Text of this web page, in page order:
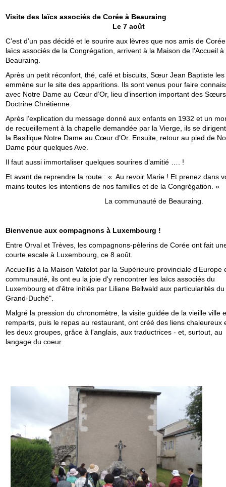
Visite des laïcs associés de Corée à
Le 7 août
C’est d’un pas décidé et le sourire aux lèvres que nos amis de
laïcs associés de la Congrégation, arrivent à la Maison de l’Accueil à
Beauraing.
Après un petit réconfort, thé, café et biscuits, Sœur Jean Baptiste les
emmène sur le site des apparitions. Ils sont venus pour faire
avec Notre Dame au Cœur d’Or, lieu d’insertion important des
Doctrine Chrétienne.
Après l’explication du message donné aux enfants en 1932 et un
de recueillement à la chapelle demandée par la Vierge, ils se
la Basilique Notre Dame au Cœur d’Or. Ensuite, retour au pied de
Dame pour quelques Ave.
Il faut aussi immortaliser quelques sourires d’amitié …. !
Et avant de reprendre la route : « Au revoir Marie ! Et prenez dans
mains toutes les intentions de nos familles et de la Congrégation. »
La communauté de Beauraing.
Bienvenue aux compagnons à Luxembourg !
Entre Orval et Trèves, les compagnons-pèlerins de Corée ont fait
courte escale à Luxembourg, ce 8 août.
Accueillis à la Maison Vatelot par la Supérieure provinciale d'Europe
communauté, ils ont eu la joie d'y rencontrer les laïcs associés du
Luxembourg et d'être initiés par Liliane Bellwald aux particularités du
Grand-Duché".
Malgré la pression du chronomètre, la visite guidée de la vieille ville
remparts, puis le repas au restaurant, ont créé des liens chaleureux
les deux groupes, grâce à l'anglais, aux traductrices - et, surtout, au
langage du coeur.